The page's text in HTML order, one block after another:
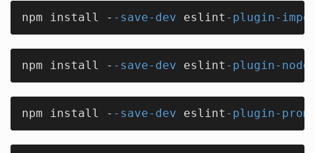
npm install - -save-dev eslint -plugin-
npm install - -save-dev eslint -plugin-node
npm install - -save-dev eslint -plugin-